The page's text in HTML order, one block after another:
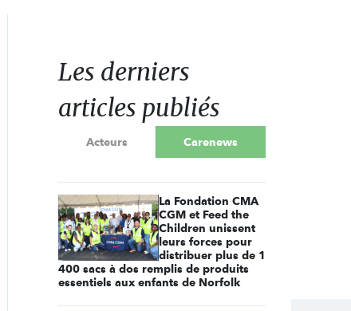
Les derniers
articles publiés
Acteurs Carenews
La Fondation CMA
CGM et Feed the
Children unissent
leurs forces pour
distribuer plus de 1
400 sacs à dos remplis de produits
essentiels aux enfants de Norfolk